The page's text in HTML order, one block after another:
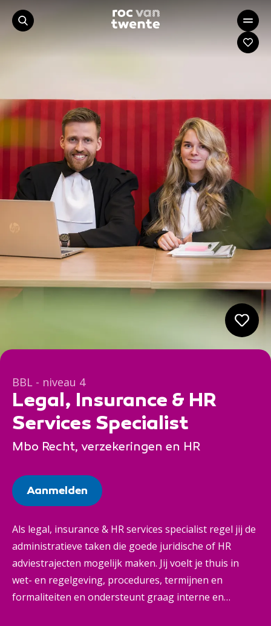
BBL - niveau 4
Legal, Insurance & HR
Services Specialist
Mbo Recht, verzekeringen en HR
Aanmelden
Als legal, insurance & HR services specialist regel jij de
administratieve taken die goede juridische of HR
adviestrajecten mogelijk maken. Jij voelt je thuis in
wet- en regelgeving, procedures, termijnen en
formaliteiten en ondersteunt graag interne en